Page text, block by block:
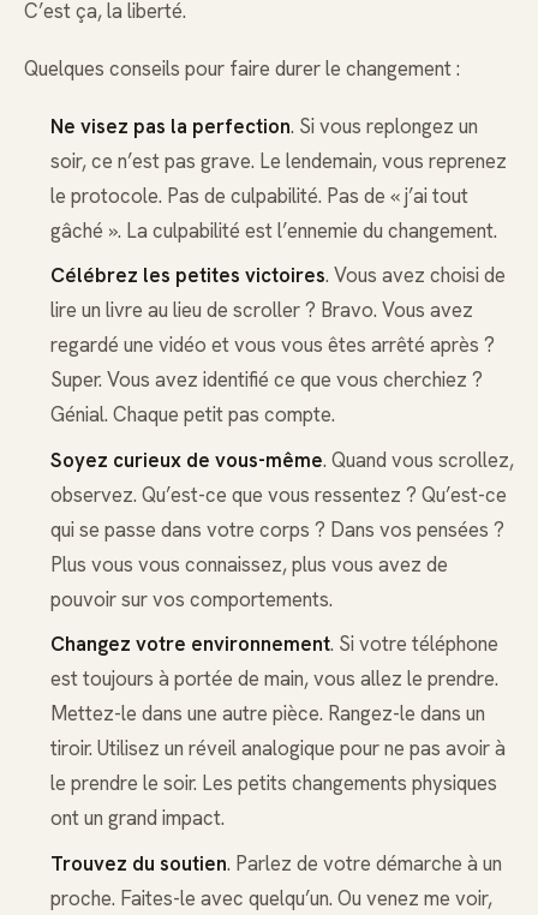
C’est ça, la liberté.
Quelques conseils pour faire durer le changement :
Ne visez pas la perfection. Si vous replongez un
soir, ce n’est pas grave. Le lendemain, vous reprenez
le protocole. Pas de culpabilité. Pas de « j’ai tout
gâché ». La culpabilité est l’ennemie du changement.
Célébrez les petites victoires. Vous avez choisi de
lire un livre au lieu de scroller ? Bravo. Vous avez
regardé une vidéo et vous vous êtes arrêté après ?
Super. Vous avez identifié ce que vous cherchiez ?
Génial. Chaque petit pas compte.
Soyez curieux de vous-même. Quand vous scrollez,
observez. Qu’est-ce que vous ressentez ? Qu’est-ce
qui se passe dans votre corps ? Dans vos pensées ?
Plus vous vous connaissez, plus vous avez de
pouvoir sur vos comportements.
Changez votre environnement. Si votre téléphone
est toujours à portée de main, vous allez le prendre.
Mettez-le dans une autre pièce. Rangez-le dans un
tiroir. Utilisez un réveil analogique pour ne pas avoir à
le prendre le soir. Les petits changements physiques
ont un grand impact.
Trouvez du soutien. Parlez de votre démarche à un
proche. Faites-le avec quelqu’un. Ou venez me voir,